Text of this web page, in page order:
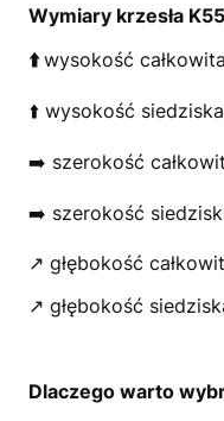
Wymiary krzesła
⬆️wysokość całkowita
⬆️ wysokość
➡️ szerokość
➡️ szerokość
↗️ głębokość
↗️ głębokość
Dlaczego warto